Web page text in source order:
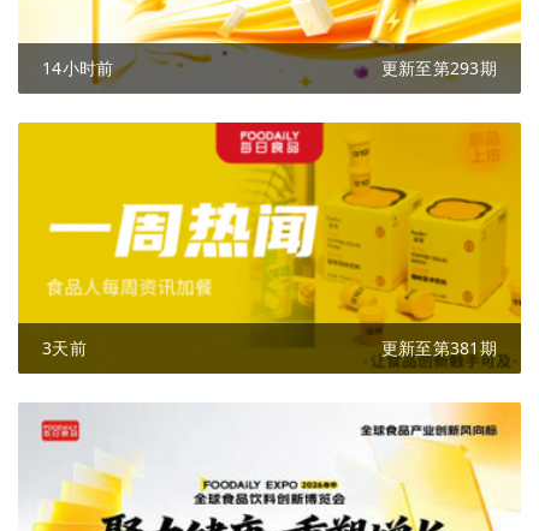
14小时前 更新至第293期
3天前 更新至第381期